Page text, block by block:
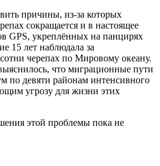
причины, из-за которых
сокращается и в настоящее
GPS, укреплённых на панцирях
15 лет наблюдала за
черепах по Мировому океану.
что миграционные пути
по девяти районам интенсивного
угрозу для жизни этих
этой проблемы пока не